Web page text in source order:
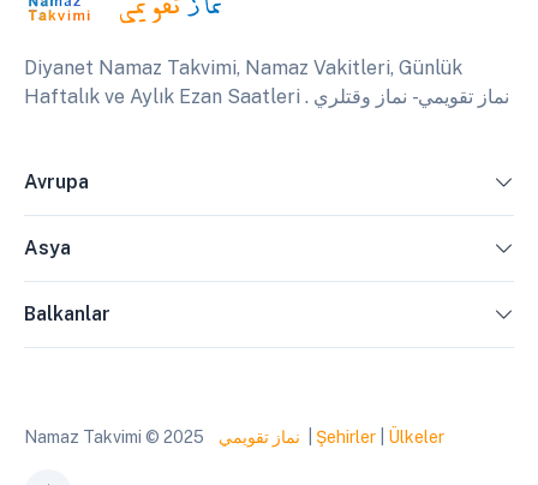
Diyanet Namaz Takvimi, Namaz Vakitleri, Günlük
Haftalık ve Aylık Ezan Saatleri . نماز تقويمي - نماز وقتلري
Avrupa
Asya
Balkanlar
Namaz Takvimi © 2025 نماز تقويمي Şehirler Ülkeler